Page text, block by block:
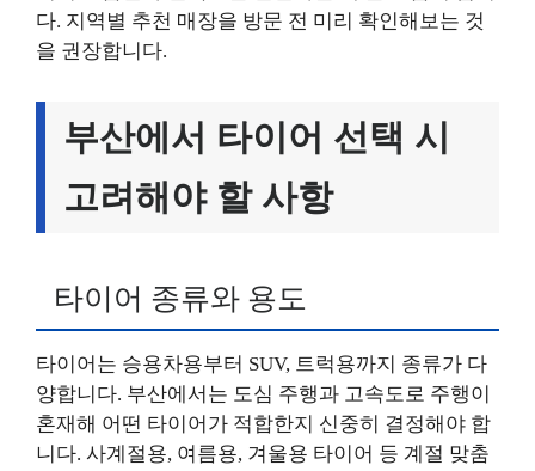
다. 지역별 추천 매장을 방문 전 미리 확인해보는 것
을 권장합니다.
부산에서 타이어 선택 시
고려해야 할 사항
타이어 종류와 용도
타이어는 승용차용부터 SUV, 트럭용까지 종류가 다
양합니다. 부산에서는 도심 주행과 고속도로 주행이
혼재해 어떤 타이어가 적합한지 신중히 결정해야 합
니다. 사계절용, 여름용, 겨울용 타이어 등 계절 맞춤